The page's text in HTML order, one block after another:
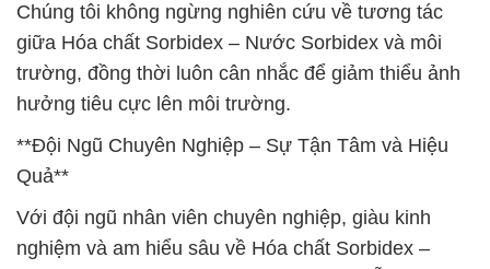
Chúng tôi không ngừng nghiên cứu về tương tác
giữa Hóa chất Sorbidex – Nước Sorbidex và môi
trường, đồng thời luôn cân nhắc để giảm thiểu ảnh
hưởng tiêu cực lên môi trường.
**Đội Ngũ Chuyên Nghiệp – Sự Tận Tâm và Hiệu
Quả**
Với đội ngũ nhân viên chuyên nghiệp, giàu kinh
nghiệm và am hiểu sâu về Hóa chất Sorbidex –